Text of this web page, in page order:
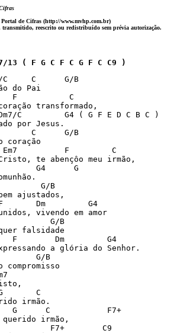
de Cifras (http://www.mvhp.com.br)
reescrito ou redistribuído sem prévia autorização.
13 ( F G C F C G F C C9 )
C      G/B
do Pai
F           C
transformado,
C         G4 ( G F E D C B C )
por Jesus.
C      G/B
coração
F         C
te abençôo meu irmão,
G4      G
G/B
ajustados,
Dm         G4
vivendo em amor
G/B
falsidade
F        Dm         G4
a glória do Senhor.
G/B
C
irmão.
G      C            F7+
querido irmão,
F7+        C9